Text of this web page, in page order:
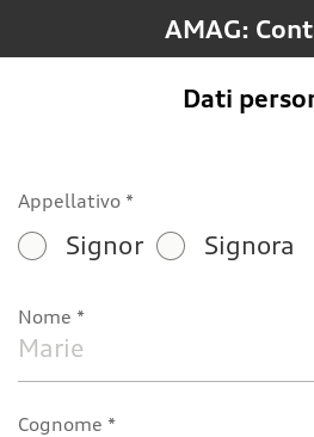
AMAG:
Dati
Appellativo
Signor Signora
Nome
Cognome